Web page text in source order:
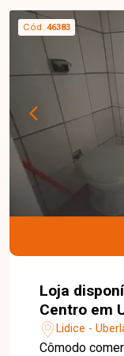
Cód. 46383
Loja
Centro em
Lidice -
Cômodo